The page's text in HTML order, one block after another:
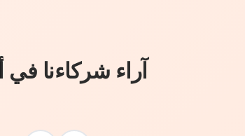
آراء شركاءنا في